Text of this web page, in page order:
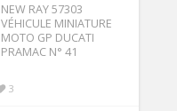
NEW RAY 57303
VÉHICULE MINIATURE
MOTO GP DUCATI
PRAMAC N° 41
3